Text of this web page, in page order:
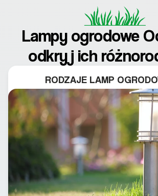
Lampy ogrodowe
odkryj ich
RODZAJE LAMP